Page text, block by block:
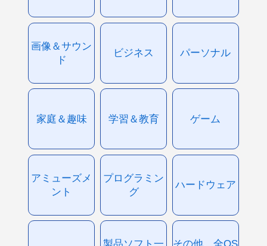
画像＆サウン
ド
ビジネス パーソナル
家庭＆趣味 学習＆教育 ゲーム
アミューズメ
ント
プログラミン
グ
ハードウェア